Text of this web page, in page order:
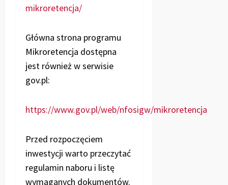
mikroretencja/
Główna strona programu
Mikroretencja dostępna
jest również w serwisie
gov.pl:
https://www.gov.pl/web/nfosigw/mikroretencja
Przed rozpoczęciem
inwestycji warto przeczytać
regulamin naboru i listę
wymaganych dokumentów.